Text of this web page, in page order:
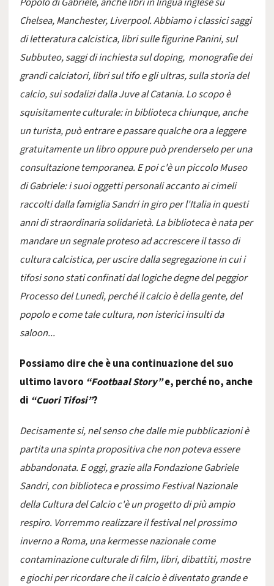
Chelsea, Manchester, Liverpool. Abbiamo i classici saggi
di letteratura calcistica, libri sulle figurine Panini, sul
Subbuteo, saggi di inchiesta sul doping, monografie dei
grandi calciatori, libri sul tifo e gli ultras, sulla storia del
calcio, sui sodalizi dalla Juve al Catania. Lo scopo è
squisitamente culturale: in biblioteca chiunque, anche
un turista, può entrare e passare qualche ora a leggere
gratuitamente un libro oppure può prenderselo per una
consultazione temporanea. E poi c'è un piccolo Museo
di Gabriele: i suoi oggetti personali accanto ai cimeli
raccolti dalla famiglia Sandri in giro per l'Italia in questi
anni di straordinaria solidarietà. La biblioteca è nata per
mandare un segnale proteso ad accrescere il tasso di
cultura calcistica, per uscire dalla segregazione in cui i
tifosi sono stati confinati dal logiche degne del peggior
Processo del Lunedì, perché il calcio è della gente, del
popolo e come tale cultura, non isterici insulti da
saloon...
Possiamo dire che è una continuazione del suo
ultimo lavoro “Footbaal Story”e, perché no, anche
di “Cuori Tifosi”?
Decisamente si, nel senso che dalle mie pubblicazioni è
partita una spinta propositiva che non poteva essere
abbandonata. E oggi, grazie alla Fondazione Gabriele
Sandri, con biblioteca e prossimo Festival Nazionale
della Cultura del Calcio c'è un progetto di più ampio
respiro. Vorremmo realizzare il festival nel prossimo
inverno a Roma, una kermesse nazionale come
contaminazione culturale di film, libri, dibattiti, mostre
e giochi per ricordare che il calcio è diventato grande e